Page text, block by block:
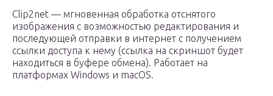
Clip2net — мгновенная обработка отснятого
изображения с возможностью редактирования и
последующей отправки в интернет с получением
ссылки доступа к нему (ссылка на скриншот будет
находиться в буфере обмена). Работает на
платформах Windows и macOS.